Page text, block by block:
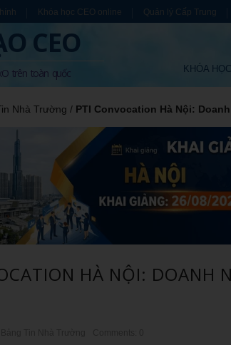
Khóa học CEO online Quản lý Cấp Trung
CEO
trên toàn quốc KHÓA HỌC
Nhà Trường / PTI Convocation Hà Nội:
HÀ NỘI: DOANH